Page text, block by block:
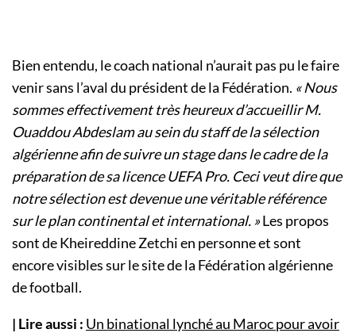
Bien entendu, le coach national n’aurait pas pu le faire
venir sans l’aval du président de la Fédération. « Nous
sommes effectivement très heureux d’accueillir M.
Ouaddou Abdeslam au sein du staff de la sélection
algérienne afin de suivre un stage dans le cadre de la
préparation de sa licence UEFA Pro. Ceci veut dire que
notre sélection est devenue une véritable référence
sur le plan continental et international. »Les propos
sont de Kheireddine Zetchi en personne et sont
encore visibles sur le site de la Fédération algérienne
de football.
| Lire aussi : Un binational lynché au Maroc pour avoir